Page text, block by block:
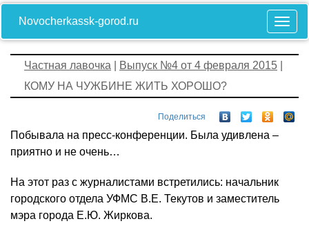
Novocherkassk-gorod.ru
Частная лавочка Выпуск №4 от 4 февраля 2015
КОМУ НА ЧУЖБИНЕ ЖИТЬ ХОРОШО?
Поделиться
Побывала на пресс-конференции. Была удивлена –
приятно и не очень…
На этот раз с журналистами встретились: начальник
городского отдела УФМС В.Е. Текутов и заместитель
мэра города Е.Ю. Жиркова.